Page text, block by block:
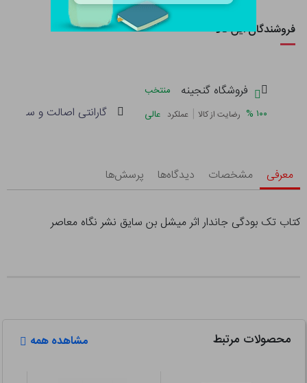
فروشندگان این کالا
فروشگاه گنجینه
منتخب
۱۰۰ % رضایت از کالا | عملکرد عالی گارانتی اصالت و سلامت
معرفی مشخصات دیدگاه‌ها پرسش‌ها
کتاب تک بودگی جاندار اثر میشل بن سایق نشر نگاه معاصر
محصولات مرتبط مشاهده همه